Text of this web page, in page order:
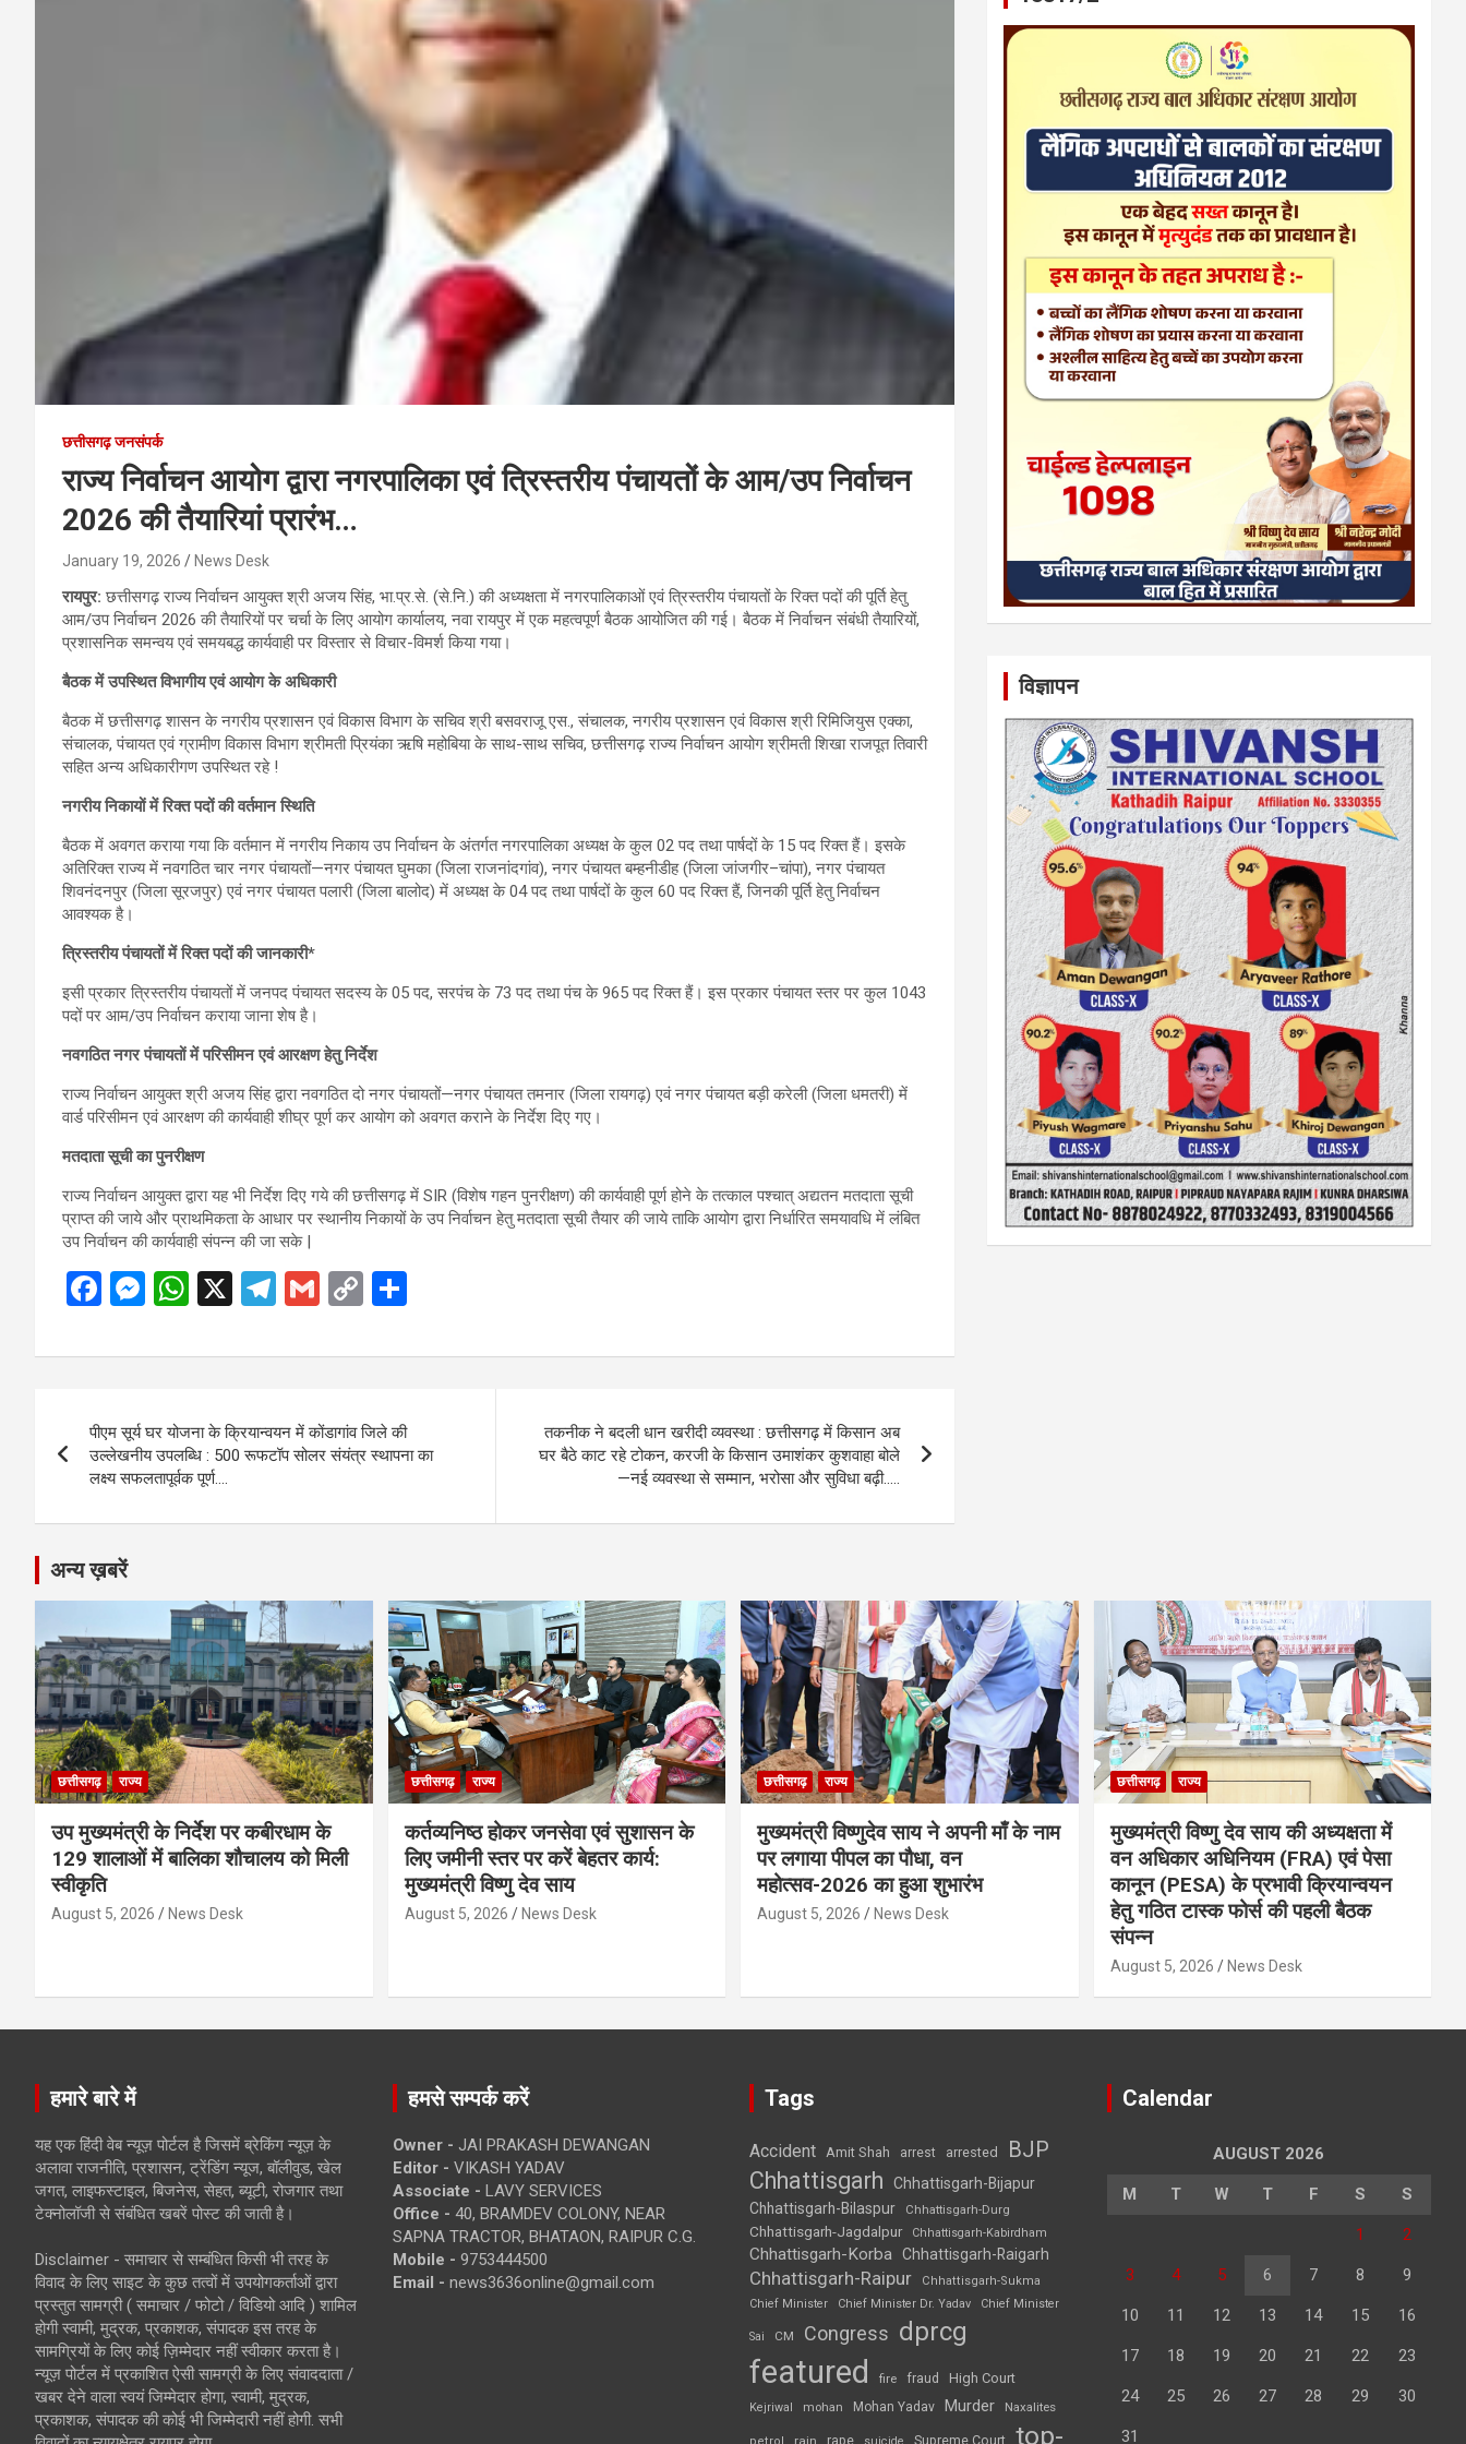
छत्तीसगढ़ जनसंपर्क
राज्य निर्वाचन आयोग द्वारा नगरपालिका एवं त्रिस्तरीय पंचायतों के आम/उप निर्वाचन
2026 की तैयारियां प्रारंभ…
January 19, 2026 News Desk
रायपुर:छत्तीसगढ़ राज्य निर्वाचन आयुक्त श्री अजय सिंह, भा.प्र.से. (से.नि.) की अध्यक्षता में नगरपालिकाओं एवं त्रिस्तरीय पंचायतों के रिक्त पदों की पूर्ति हेतु
आम/उप निर्वाचन 2026 की तैयारियों पर चर्चा के लिए आयोग कार्यालय, नवा रायपुर में एक महत्वपूर्ण बैठक आयोजित की गई। बैठक में निर्वाचन संबंधी तैयारियों,
प्रशासनिक समन्वय एवं समयबद्ध कार्यवाही पर विस्तार से विचार-विमर्श किया गया।
बैठक में उपस्थित विभागीय एवं आयोग के अधिकारी
बैठक में छत्तीसगढ़ शासन के नगरीय प्रशासन एवं विकास विभाग के सचिव श्री बसवराजू एस., संचालक, नगरीय प्रशासन एवं विकास श्री रिमिजियुस एक्का,
संचालक, पंचायत एवं ग्रामीण विकास विभाग श्रीमती प्रियंका ऋषि महोबिया के साथ-साथ सचिव, छत्तीसगढ़ राज्य निर्वाचन आयोग श्रीमती शिखा राजपूत तिवारी
सहित अन्य अधिकारीगण उपस्थित रहे !
नगरीय निकायों में रिक्त पदों की वर्तमान स्थिति
बैठक में अवगत कराया गया कि वर्तमान में नगरीय निकाय उप निर्वाचन के अंतर्गत नगरपालिका अध्यक्ष के कुल 02 पद तथा पार्षदों के 15 पद रिक्त हैं। इसके
अतिरिक्त राज्य में नवगठित चार नगर पंचायतों—नगर पंचायत घुमका (जिला राजनांदगांव), नगर पंचायत बम्हनीडीह (जिला जांजगीर–चांपा), नगर पंचायत
शिवनंदनपुर (जिला सूरजपुर) एवं नगर पंचायत पलारी (जिला बालोद) में अध्यक्ष के 04 पद तथा पार्षदों के कुल 60 पद रिक्त हैं, जिनकी पूर्ति हेतु निर्वाचन
आवश्यक है।
त्रिस्तरीय पंचायतों में रिक्त पदों की जानकारी*
इसी प्रकार त्रिस्तरीय पंचायतों में जनपद पंचायत सदस्य के 05 पद, सरपंच के 73 पद तथा पंच के 965 पद रिक्त हैं। इस प्रकार पंचायत स्तर पर कुल 1043
पदों पर आम/उप निर्वाचन कराया जाना शेष है।
नवगठित नगर पंचायतों में परिसीमन एवं आरक्षण हेतु निर्देश
राज्य निर्वाचन आयुक्त श्री अजय सिंह द्वारा नवगठित दो नगर पंचायतों—नगर पंचायत तमनार (जिला रायगढ़) एवं नगर पंचायत बड़ी करेली (जिला धमतरी) में
वार्ड परिसीमन एवं आरक्षण की कार्यवाही शीघ्र पूर्ण कर आयोग को अवगत कराने के निर्देश दिए गए।
मतदाता सूची का पुनरीक्षण
राज्य निर्वाचन आयुक्त द्वारा यह भी निर्देश दिए गये की छत्तीसगढ़ में SIR (विशेष गहन पुनरीक्षण) की कार्यवाही पूर्ण होने के तत्काल पश्चात् अद्यतन मतदाता सूची
प्राप्त की जाये और प्राथमिकता के आधार पर स्थानीय निकायों के उप निर्वाचन हेतु मतदाता सूची तैयार की जाये ताकि आयोग द्वारा निर्धारित समयावधि में लंबित
उप निर्वाचन की कार्यवाही संपन्न की जा सके |
F
ce
o
o
k
M
se
g
er
W
at
A
p
p
X
T
e
a
m
G
ail
C
py
n
k
ar
navigation
पीएम सूर्य घर योजना के क्रियान्वयन में कोंडागांव जिले की
उल्लेखनीय उपलब्धि : 500 रूफटॉप सोलर संयंत्र स्थापना का
लक्ष्य सफलतापूर्वक पूर्ण….
तकनीक ने बदली धान खरीदी व्यवस्था : छत्तीसगढ़ में किसान अब
घर बैठे काट रहे टोकन, करजी के किसान उमाशंकर कुशवाहा बोले
—नई व्यवस्था से सम्मान, भरोसा और सुविधा बढ़ी…..
विज्ञापन
अन्य ख़बरें
छत्तीसगढ़ राज्य
उप मुख्यमंत्री के निर्देश पर कबीरधाम के
129 शालाओं में बालिका शौचालय को मिली
स्वीकृति
August 5, 2026 News Desk
छत्तीसगढ़ राज्य
कर्तव्यनिष्ठ होकर जनसेवा एवं सुशासन के
लिए जमीनी स्तर पर करें बेहतर कार्य:
मुख्यमंत्री विष्णु देव साय
August 5, 2026 News Desk
छत्तीसगढ़ राज्य
मुख्यमंत्री विष्णुदेव साय ने अपनी माँ के नाम
पर लगाया पीपल का पौधा, वन
महोत्सव-2026 का हुआ शुभारंभ
August 5, 2026 News Desk
छत्तीसगढ़ राज्य
मुख्यमंत्री विष्णु देव साय की अध्यक्षता में
वन अधिकार अधिनियम (FRA) एवं पेसा
कानून (PESA) के प्रभावी क्रियान्वयन
हेतु गठित टास्क फोर्स की पहली बैठक
संपन्न
August 5, 2026 News Desk
हमारे बारे में
यह एक हिंदी वेब न्यूज़ पोर्टल है जिसमें ब्रेकिंग न्यूज़ के
अलावा राजनीति, प्रशासन, ट्रेंडिंग न्यूज, बॉलीवुड, खेल
जगत, लाइफस्टाइल, बिजनेस, सेहत, ब्यूटी, रोजगार तथा
टेक्नोलॉजी से संबंधित खबरें पोस्ट की जाती है।
Disclaimer - समाचार से सम्बंधित किसी भी तरह के
विवाद के लिए साइट के कुछ तत्वों में उपयोगकर्ताओं द्वारा
प्रस्तुत सामग्री ( समाचार / फोटो / विडियो आदि ) शामिल
होगी स्वामी, मुद्रक, प्रकाशक, संपादक इस तरह के
सामग्रियों के लिए कोई ज़िम्मेदार नहीं स्वीकार करता है।
न्यूज़ पोर्टल में प्रकाशित ऐसी सामग्री के लिए संवाददाता /
खबर देने वाला स्वयं जिम्मेदार होगा, स्वामी, मुद्रक,
प्रकाशक, संपादक की कोई भी जिम्मेदारी नहीं होगी. सभी
हमसे सम्पर्क करें
Owner - JAI PRAKASH DEWANGAN
Editor - VIKASH YADAV
Associate - LAVY SERVICES
Office - 40, BRAMDEV COLONY, NEAR
SAPNA TRACTOR, BHATAON, RAIPUR C.G.
Mobile - 9753444500
Email - news3636online@gmail.com
Tags
Accident Amit Shah arrest arrested BJP
Chhattisgarh
Chhattisgarh-Bijapur
Chhattisgarh-Bilaspur
Chhattisgarh-Durg
Chhattisgarh-Jagdalpur Chhattisgarh-Kabirdham
Chhattisgarh-Korba Chhattisgarh-Raigarh
Chhattisgarh-Raipur
Chhattisgarh-Sukma
Chief Minister
Chief Minister Dr. Yadav Chief Minister
Sai CM Congress dprcg
featured fire fraud High Court
Kejriwal mohan Mohan Yadav Murder Naxalites
petrol rain rape suicide Supreme Court top-
Calendar
AUGUST 2026
M T W T F S S
1 2
3 4 5 6 7 8 9
10 11 12 13 14 15 16
17 18 19 20 21 22 23
24 25 26 27 28 29 30
31